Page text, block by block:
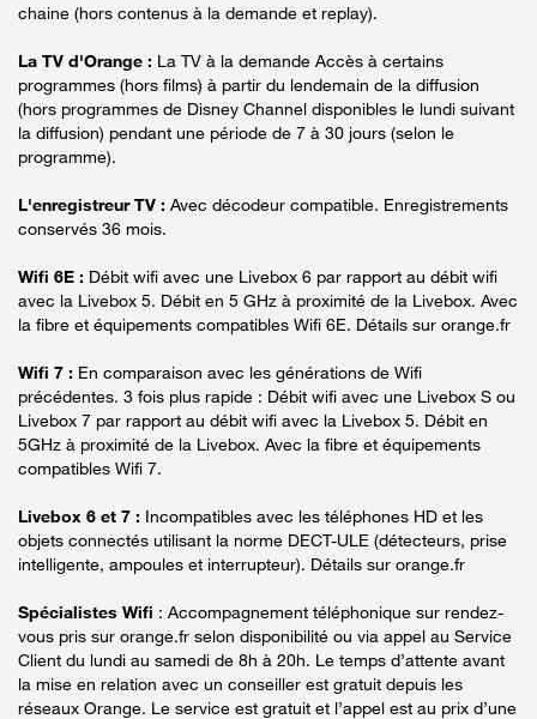
chaine (hors contenus à la demande et replay).
La TV d'Orange : La TV à la demande Accès à certains
programmes (hors films) à partir du lendemain de la diffusion
(hors programmes de Disney Channel disponibles le lundi suivant
la diffusion) pendant une période de 7 à 30 jours (selon le
programme).
L'enregistreur TV : Avec décodeur compatible. Enregistrements
conservés 36 mois.
Wifi 6E : Débit wifi avec une Livebox 6 par rapport au débit wifi
avec la Livebox 5. Débit en 5 GHz à proximité de la Livebox. Avec
la fibre et équipements compatibles Wifi 6E. Détails sur orange.fr
Wifi 7 : En comparaison avec les générations de Wifi
précédentes. 3 fois plus rapide : Débit wifi avec une Livebox S ou
Livebox 7 par rapport au débit wifi avec la Livebox 5. Débit en
5GHz à proximité de la Livebox. Avec la fibre et équipements
compatibles Wifi 7.
Livebox 6 et 7 : Incompatibles avec les téléphones HD et les
objets connectés utilisant la norme DECT-ULE (détecteurs, prise
intelligente, ampoules et interrupteur). Détails sur orange.fr
Spécialistes Wifi : Accompagnement téléphonique sur rendez-
vous pris sur orange.fr selon disponibilité ou via appel au Service
Client du lundi au samedi de 8h à 20h. Le temps d’attente avant
la mise en relation avec un conseiller est gratuit depuis les
réseaux Orange. Le service est gratuit et l’appel est au prix d’une